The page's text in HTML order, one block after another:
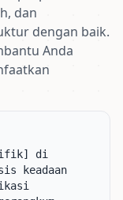
dan
dengan baik.
Anda
di
keadaan